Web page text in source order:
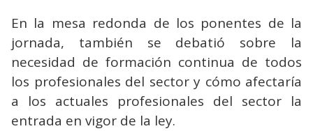
En la mesa redonda de los ponentes de la
jornada, también se debatió sobre la
necesidad de formación continua de todos
los profesionales del sector y cómo afectaría
a los actuales profesionales del sector la
entrada en vigor de la ley.